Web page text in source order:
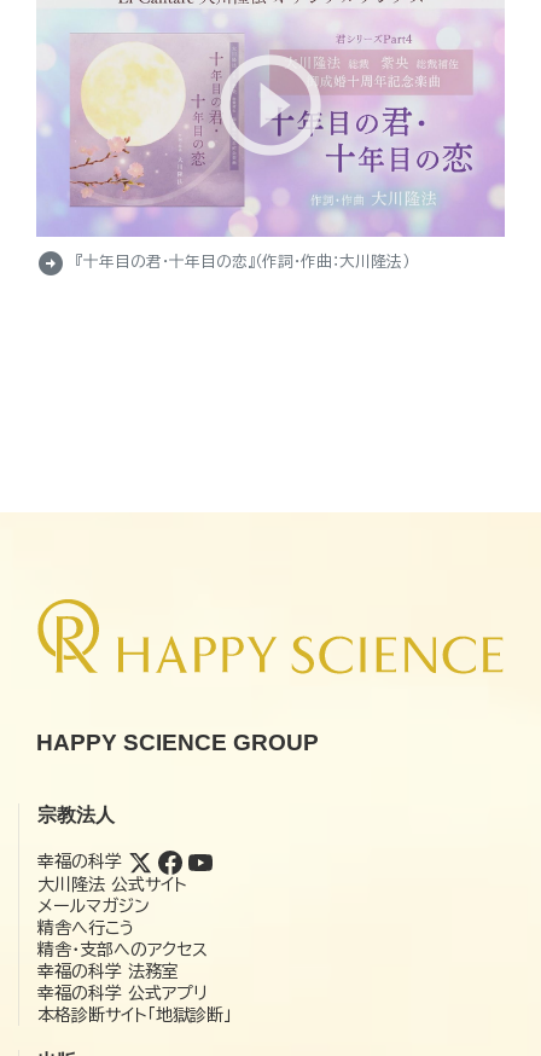
arrow_circle_right 『十年目の君・十年目の恋』（作詞・作曲：大川隆法）
HAPPY SCIENCE GROUP
宗教法人
幸福の科学
大川隆法 公式サイト
メールマガジン
精舎へ行こう
精舎・支部へのアクセス
幸福の科学 法務室
幸福の科学 公式アプリ
本格診断サイト「地獄診断」